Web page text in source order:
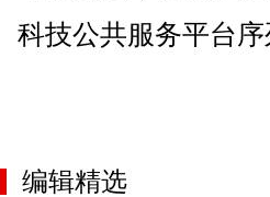
科技公共服务平台
编辑精选